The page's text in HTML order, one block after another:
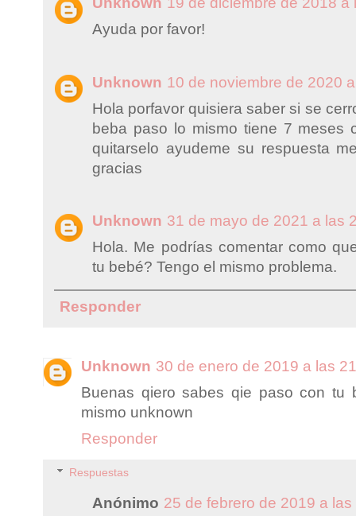
Ayuda por favor!
Unknown 10 de noviembre de 2020
Hola porfavor quisiera saber si se
beba paso lo mismo tiene 7 meses
quitarselo ayudeme su respuesta
gracias
Unknown 31 de mayo de 2021 a las
Hola. Me podrías comentar como
tu bebé? Tengo el mismo problema.
Responder
Unknown 30 de enero de 2019 a las
Buenas qiero sabes qie paso con tu
mismo unknown
Responder
Respuestas
Anónimo 25 de febrero de 2019 a las